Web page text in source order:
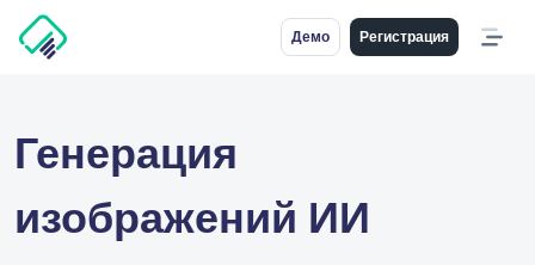
Демо Регистрация
Генерация
изображений ИИ